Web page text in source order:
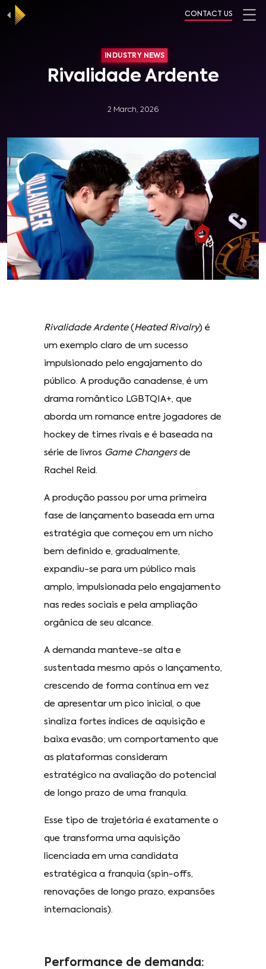
CONTACT US
INDUSTRY NEWS
Rivalidade Ardente
2 March, 2026
Rivalidade Ardente(Heated Rivalry) é
um exemplo claro de um sucesso
impulsionado pelo engajamento do
público. A produção canadense, é um
drama romântico LGBTQIA+, que
aborda um romance entre jogadores de
hockey de times rivais e é baseada na
série de livros Game Changersde
Rachel Reid.
A produção passou por uma primeira
fase de lançamento baseada em uma
estratégia que começou em um nicho
bem definido e, gradualmente,
expandiu-se para um público mais
amplo, impulsionada pelo engajamento
nas redes sociais e pela ampliação
orgânica de seu alcance.
A demanda manteve-se alta e
sustentada mesmo após o lançamento,
crescendo de forma contínua em vez
de apresentar um pico inicial, o que
sinaliza fortes índices de aquisição e
baixa evasão; um comportamento que
as plataformas consideram
estratégico na avaliação do potencial
de longo prazo de uma franquia.
Esse tipo de trajetória é exatamente o
que transforma uma aquisição
licenciada em uma candidata
estratégica a franquia (spin-offs,
renovações de longo prazo, expansões
internacionais).
Performance de demanda: